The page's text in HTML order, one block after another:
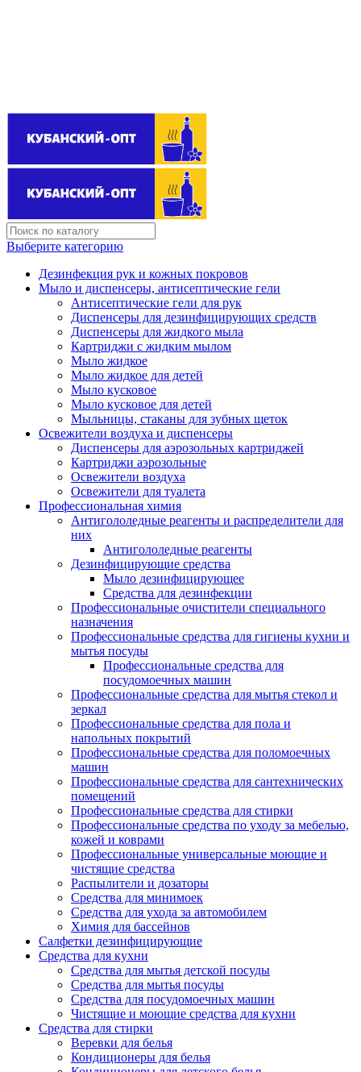
Выберите категорию
Дезинфекция рук и кожных покровов
Мыло и диспенсеры, антисептические гели
Антисептические гели для рук
Диспенсеры для дезинфицирующих средств
Диспенсеры для жидкого мыла
Картриджи с жидким мылом
Мыло жидкое
Мыло жидкое для детей
Мыло кусковое
Мыло кусковое для детей
Мыльницы, стаканы для зубных щеток
Освежители воздуха и диспенсеры
Диспенсеры для аэрозольных картриджей
Картриджи аэрозольные
Освежители воздуха
Освежители для туалета
Профессиональная химия
Антигололедные реагенты и распределители для
них
Антигололедные реагенты
Дезинфицирующие средства
Мыло дезинфицирующее
Средства для дезинфекции
Профессиональные очистители специального
назначения
Профессиональные средства для гигиены кухни и
мытья посуды
Профессиональные средства для
посудомоечных машин
Профессиональные средства для мытья стекол и
зеркал
Профессиональные средства для пола и
напольных покрытий
Профессиональные средства для поломоечных
машин
Профессиональные средства для сантехнических
помещений
Профессиональные средства для стирки
Профессиональные средства по уходу за мебелью,
кожей и коврами
Профессиональные универсальные моющие и
чистящие средства
Распылители и дозаторы
Средства для минимоек
Средства для ухода за автомобилем
Химия для бассейнов
Салфетки дезинфицирующие
Средства для кухни
Средства для мытья детской посуды
Средства для мытья посуды
Средства для посудомоечных машин
Чистящие и моющие средства для кухни
Средства для стирки
Веревки для белья
Кондиционеры для белья